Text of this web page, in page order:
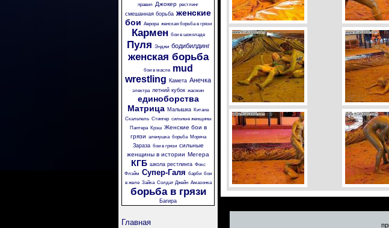
правил Джокер рестлинг
смешанная борьба женские
бои Аврора женская борьба в грязи
Кармен бои в шоколаде
Пуля Энджи бодибилдинг
женская борьба
бои в масле
mud
wrestling Камета Анечка
электра летний кубок жасмин
единоборства
Матрица Малышка Китана
Скальпель Стингер сильные женщины
Пантера
Крэш Женские бои в
грязи аленушка борьба Моряча
Зараза бои в грязи сильные
женщины в истории Мегера
КГБ школа рестлинга Фокс
Флэйм Супер-Галя барби бои
в желе Зайка Солдат Джейн Амазонка
борьба в грязи
Багира
Главная